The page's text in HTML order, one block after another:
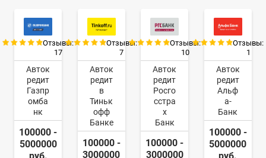
Отзывы:
17
Авток
редит
Газпр
омба
нк
100000 -
5000000
Отзывы:
7
Авток
редит
в
Тиньк
офф
Банке
100000 -
3000000
Отзывы:
10
Авток
редит
Росго
сстра
х
Банк
100000 -
3000000
Отзывы:
1
Авток
редит
Альф
а-
Банк
100000 -
5000000